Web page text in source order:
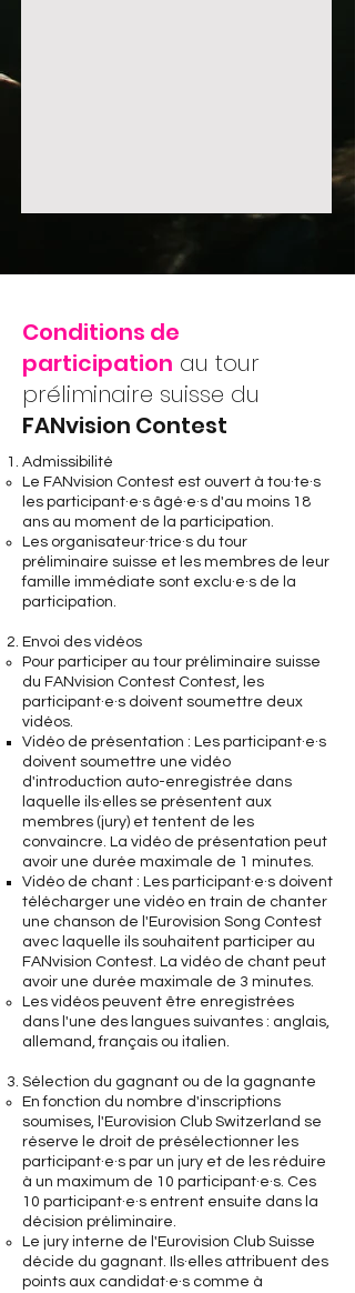
Conditions de
participation au tour
préliminaire suisse du
FANvision Contest
Admissibilité
Le FANvision Contest est ouvert à tou·te·s
les participant·e·s âgé·e·s d'au moins 18
ans au moment de la participation.
Les organisateur·trice·s du tour
préliminaire suisse et les membres de leur
famille immédiate sont exclu·e·s de la
participation.
Envoi des vidéos
Pour participer au tour préliminaire suisse
du FANvision Contest Contest, les
participant·e·s doivent soumettre deux
vidéos.
Vidéo de présentation : Les participant·e·s
doivent soumettre une vidéo
d'introduction auto-enregistrée dans
laquelle ils·elles se présentent aux
membres (jury) et tentent de les
convaincre. La vidéo de présentation peut
avoir une durée maximale de 1 minutes.
Vidéo de chant : Les participant·e·s doivent
télécharger une vidéo en train de chanter
une chanson de l'Eurovision Song Contest
avec laquelle ils souhaitent participer au
FANvision Contest. La vidéo de chant peut
avoir une durée maximale de 3 minutes.
Les vidéos peuvent être enregistrées
dans l'une des langues suivantes : anglais,
allemand, français ou italien.
Sélection du gagnant ou de la gagnante
En fonction du nombre d'inscriptions
soumises, l'Eurovision Club Switzerland se
réserve le droit de présélectionner les
participant·e·s par un jury et de les réduire
à un maximum de 10 participant·e·s. Ces
10 participant·e·s entrent ensuite dans la
décision préliminaire.
Le jury interne de l'Eurovision Club Suisse
décide du gagnant. Ils·elles attribuent des
points aux candidat·e·s comme à